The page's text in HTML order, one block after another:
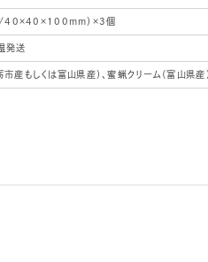
40×40×100mm）×3個
発送
市産もしくは富山県産）、蜜蝋クリーム（富山県産）